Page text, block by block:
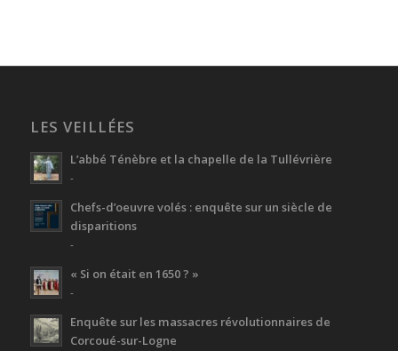
LES VEILLÉES
L’abbé Ténèbre et la chapelle de la Tullévrière
-
Chefs-d’oeuvre volés : enquête sur un siècle de
disparitions
-
« Si on était en 1650 ? »
-
Enquête sur les massacres révolutionnaires de
Corcoué-sur-Logne